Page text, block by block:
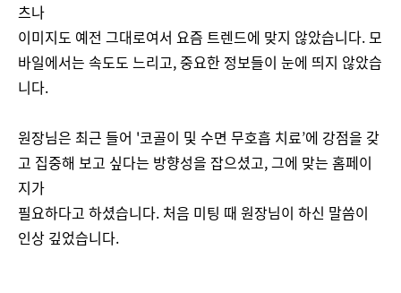
츠나
이미지도 예전 그대로여서 요즘 트렌드에 맞지 않았습니다. 모
바일에서는 속도도 느리고, 중요한 정보들이 눈에 띄지 않았습
니다.
원장님은 최근 들어 '코골이 및 수면 무호흡 치료’에 강점을 갖
고 집중해 보고 싶다는 방향성을 잡으셨고, 그에 맞는 홈페이
지가
필요하다고 하셨습니다. 처음 미팅 때 원장님이 하신 말씀이
인상 깊었습니다.